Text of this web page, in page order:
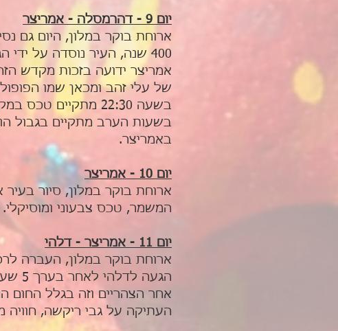
יום 9 - דהרמסלה - אמריצר
400 שנה, העיר נוסדה על ידי הגורו הרביעי של הסיקים והפכה למרכזה של הדת והתרבות הסיקית.
של עלי זהב ומכאן שמו
בשעה 22:30 מתקיים טכס במקדש הזהב PALKI CEREMONEY.
בשעות הערב מתקיים בגבול
באמריצר.
יום 10 - אמריצר
ארוחת בוקר במלון, סיור
המשמר, טכס צבעוני
יום 11 - אמריצר - דלהי
ארוחת בוקר במלון, העברה
הגעה לדלהי לאחר בערך 5 שעות מפגש עם הנציג המקומי והעברה לבית המלון למנוחה.
אחר הצהריים וזה בגלל החום
העתיקה על גבי ריקשה, חוויה